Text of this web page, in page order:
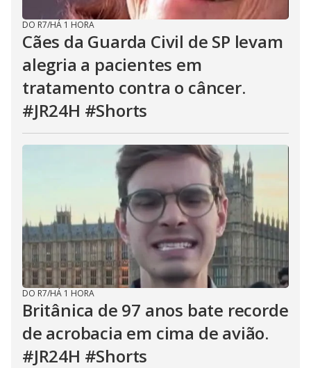
DO R7/HÁ 1 HORA
Cães da Guarda Civil de SP levam
alegria a pacientes em
tratamento contra o câncer.
#JR24H #Shorts
DO R7/HÁ 1 HORA
Britânica de 97 anos bate recorde
de acrobacia em cima de avião.
#JR24H #Shorts